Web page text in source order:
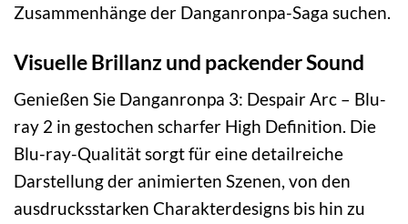
Zusammenhänge der Danganronpa-Saga suchen.
Visuelle Brillanz und packender Sound
Genießen Sie Danganronpa 3: Despair Arc – Blu-
ray 2 in gestochen scharfer High Definition. Die
Blu-ray-Qualität sorgt für eine detailreiche
Darstellung der animierten Szenen, von den
ausdrucksstarken Charakterdesigns bis hin zu